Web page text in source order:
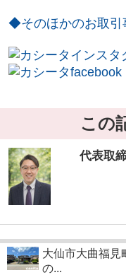
◆そのほかのお取引
この
代表取
大仙市大曲福見
の...